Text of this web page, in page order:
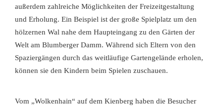
außerdem zahlreiche Möglichkeiten der Freizeitgestaltung
und Erholung. Ein Beispiel ist der große Spielplatz um den
hölzernen Wal nahe dem Haupteingang zu den Gärten der
Welt am Blumberger Damm. Während sich Eltern von den
Spaziergängen durch das weitläufige Gartengelände erholen,
können sie den Kindern beim Spielen zuschauen.
Vom „Wolkenhain“ auf dem Kienberg haben die Besucher